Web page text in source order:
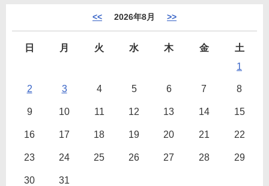
<< 2026年8月 >>
日 月 火 水 木 金
土
1
2 3 4 5 6 7 8
9 10 11 12 13 14 15
16 17 18 19 20 21 22
23 24 25 26 27 28 29
30 31